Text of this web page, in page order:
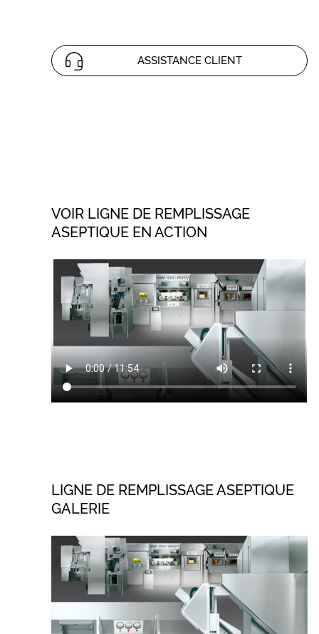
ASSISTANCE CLIENT
VOIR LIGNE DE REMPLISSAGE
ASEPTIQUE EN ACTION
LIGNE DE REMPLISSAGE ASEPTIQUE
GALERIE